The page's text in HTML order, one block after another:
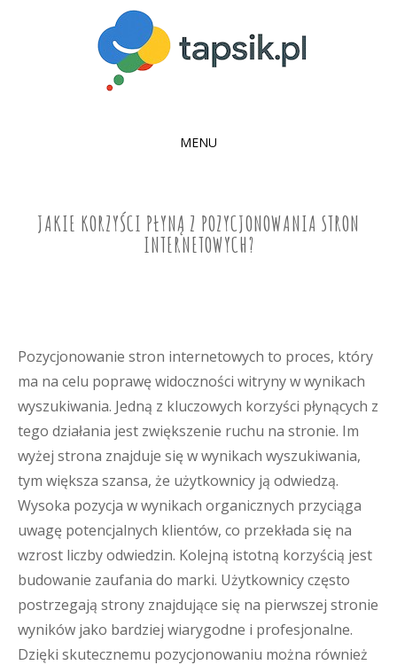
MENU
CONTENT
JAKIE KORZYŚCI PŁYNĄ Z POZYCJONOWANIA STRON
INTERNETOWYCH?
Pozycjonowanie stron internetowych to proces, który
ma na celu poprawę widoczności witryny w wynikach
wyszukiwania. Jedną z kluczowych korzyści płynących z
tego działania jest zwiększenie ruchu na stronie. Im
wyżej strona znajduje się w wynikach wyszukiwania,
tym większa szansa, że użytkownicy ją odwiedzą.
Wysoka pozycja w wynikach organicznych przyciąga
uwagę potencjalnych klientów, co przekłada się na
wzrost liczby odwiedzin. Kolejną istotną korzyścią jest
budowanie zaufania do marki. Użytkownicy często
postrzegają strony znajdujące się na pierwszej stronie
wyników jako bardziej wiarygodne i profesjonalne.
Dzięki skutecznemu pozycjonowaniu można również